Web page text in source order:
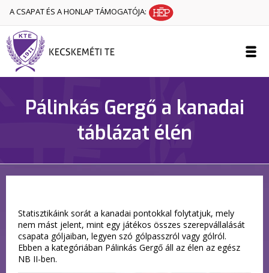
A CSAPAT ÉS A HONLAP TÁMOGATÓJA:
Pálinkás Gergő a kanadai
táblázat élén
Statisztikáink sorát a kanadai pontokkal folytatjuk, mely
nem mást jelent, mint egy játékos összes szerepvállalását
csapata góljaiban, legyen szó gólpasszról vagy gólról.
Ebben a kategóriában Pálinkás Gergő áll az élen az egész
NB II-ben.